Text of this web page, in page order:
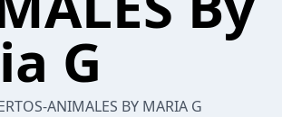
G
ANIMALES BY MARIA G